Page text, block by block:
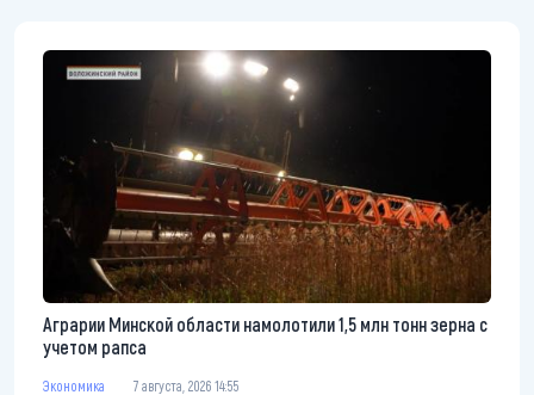
Аграрии Минской области намолотили 1,5 млн тонн зерна с
учетом рапса
Экономика 7 августа, 2026 14:55